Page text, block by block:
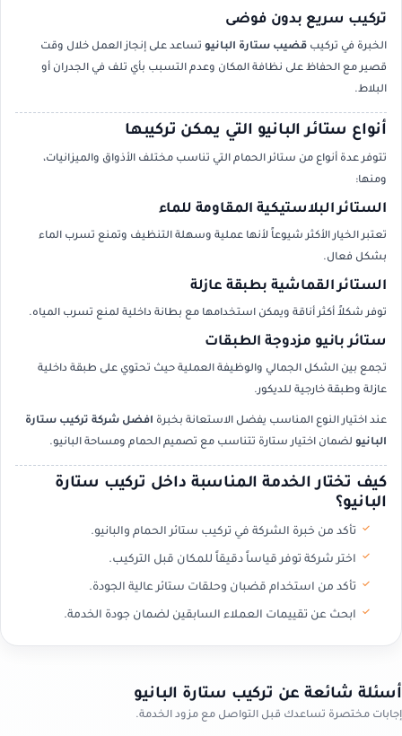
تركيب سريع بدون فوضى
الخبرة في تركيب قضيب ستارة البانيو تساعد على إنجاز العمل خلال وقت
قصير مع الحفاظ على نظافة المكان وعدم التسبب بأي تلف في الجدران أو
البلاط.
أنواع ستائر البانيو التي يمكن تركيبها
تتوفر عدة أنواع من ستائر الحمام التي تناسب مختلف الأذواق والميزانيات،
ومنها:
الستائر البلاستيكية المقاومة للماء
تعتبر الخيار الأكثر شيوعاً لأنها عملية وسهلة التنظيف وتمنع تسرب الماء
بشكل فعال.
الستائر القماشية بطبقة عازلة
توفر شكلاً أكثر أناقة ويمكن استخدامها مع بطانة داخلية لمنع تسرب المياه.
ستائر بانيو مزدوجة الطبقات
تجمع بين الشكل الجمالي والوظيفة العملية حيث تحتوي على طبقة داخلية
عازلة وطبقة خارجية للديكور.
عند اختيار النوع المناسب يفضل الاستعانة بخبرة افضل شركة تركيب ستارة
البانيو لضمان اختيار ستارة تتناسب مع تصميم الحمام ومساحة البانيو.
كيف تختار الخدمة المناسبة داخل تركيب ستارة
البانيو؟
تأكد من خبرة الشركة في تركيب ستائر الحمام والبانيو.
اختر شركة توفر قياساً دقيقاً للمكان قبل التركيب.
تأكد من استخدام قضبان وحلقات ستائر عالية الجودة.
ابحث عن تقييمات العملاء السابقين لضمان جودة الخدمة.
أسئلة شائعة عن تركيب ستارة البانيو
إجابات مختصرة تساعدك قبل التواصل مع مزود الخدمة.